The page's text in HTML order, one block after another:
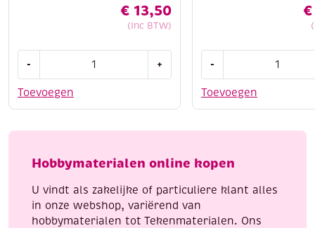
€ 13,50
(Inc BTW)
Toevoegen
-
markers
kleuren
beitelpunt
aantal
+
€
Toevoegen
-
acrylmarkers
basis
Hobbymaterialen online kopen
U vindt als zakelijke of particuliere klant alles
in onze webshop, variërend van
hobbymaterialen tot Tekenmaterialen. Ons